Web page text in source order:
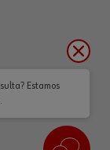
Estamos